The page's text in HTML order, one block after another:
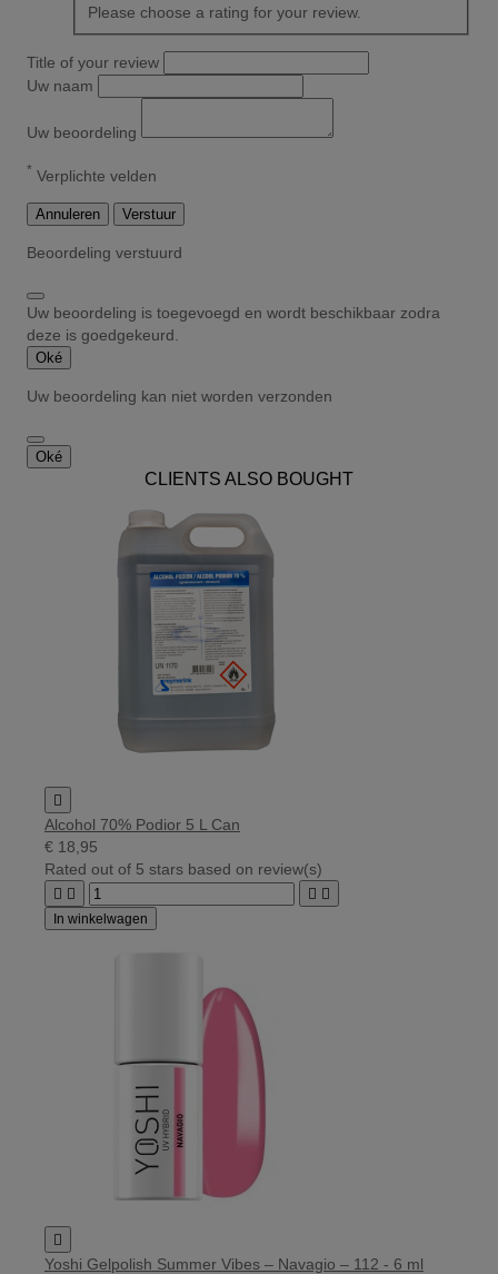
Please choose a rating for your review.
Title of your review
Uw naam
Uw beoordeling
* Verplichte velden
Annuleren Verstuur
Beoordeling verstuurd
Uw beoordeling is toegevoegd en wordt beschikbaar zodra
deze is goedgekeurd.
Oké
Uw beoordeling kan niet worden verzonden
Oké
CLIENTS ALSO BOUGHT

Alcohol 70% Podior 5 L Can
€ 18,95
Rated out of 5 stars based on review(s)
   
In winkelwagen

Yoshi Gelpolish Summer Vibes – Navagio – 112 - 6 ml